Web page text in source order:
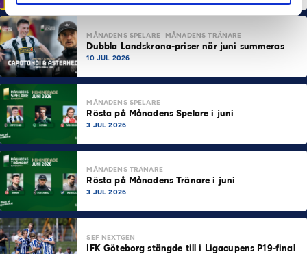
MÅNADENS SPELARE MÅNADENS TRÄNARE
Dubbla Landskrona-priser när juni summeras
10 JUL 2026
MÅNADENS SPELARE
Rösta på Månadens Spelare i juni
3 JUL 2026
MÅNADENS TRÄNARE
Rösta på Månadens Tränare i juni
3 JUL 2026
SEF NEXTGEN
IFK Göteborg stängde till i Ligacupens P19-final